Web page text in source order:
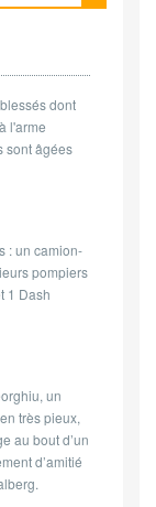
dont
l'arme
sont âgées
: un camion-
pompiers
1 Dash
un
très pieux,
au bout d’un
d’amitié